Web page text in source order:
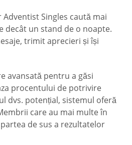
Singles caută mai
decât un stand de o noapte.
trimit aprecieri și își
avansată pentru a găsi
procentului de potrivire
dvs. potențial, sistemul oferă
care au mai multe în
de sus a rezultatelor